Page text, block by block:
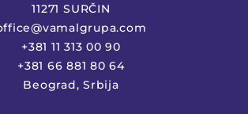
11271 SURČIN
+381 11 313 00 90
+381 66 881 80 64
Beograd, Srbija